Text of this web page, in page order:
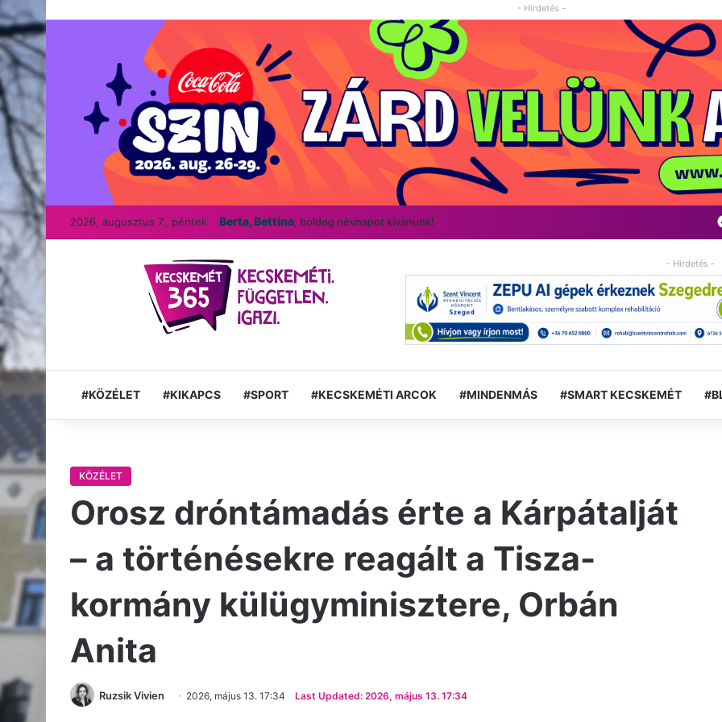
- Hirdetés -
2026, augusztus 7., péntek Berta, Bettina, boldog névnapot kívánunk!
- Hirdetés -
#KÖZÉLET #KIKAPCS #SPORT #KECSKEMÉTI ARCOK #MINDENMÁS #SMART KECSKEMÉT
KÖZÉLET
Orosz dróntámadás érte a Kárpátalját
– a történésekre reagált a Tisza-
kormány külügyminisztere, Orbán
Anita
Ruzsik Vivien 2026, május 13. 17:34 Last Updated: 2026, május 13. 17:34